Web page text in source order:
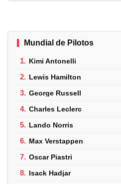
Mundial de Pilotos
1. Kimi Antonelli
2. Lewis Hamilton
3. George Russell
4. Charles Leclerc
5. Lando Norris
6. Max Verstappen
7. Oscar Piastri
8. Isack Hadjar